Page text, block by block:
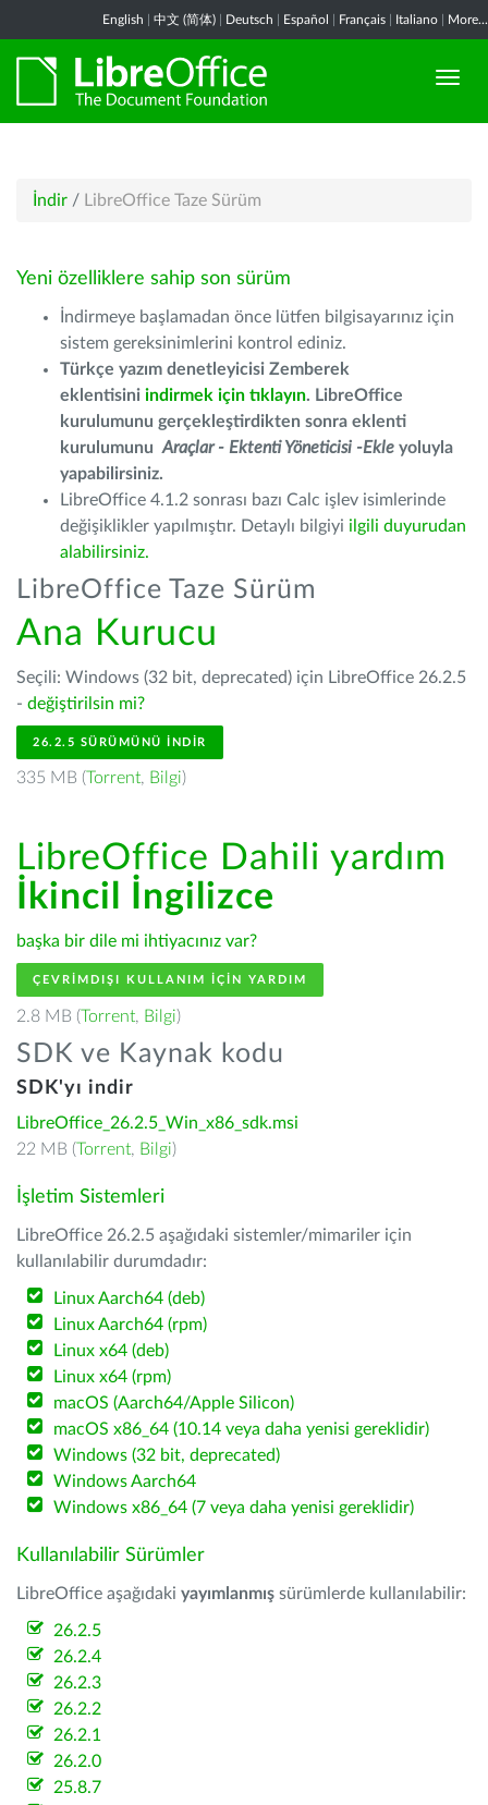
English 中文 (简体) Deutsch Español Français Italiano More...
İndir / LibreOffice Taze Sürüm
Yeni özelliklere sahip son sürüm
İndirmeye başlamadan önce lütfen bilgisayarınız için
sistem gereksinimlerini kontrol ediniz.
Türkçe yazım denetleyicisi Zemberek
eklentisini indirmek için tıklayın. LibreOffice
kurulumunu gerçekleştirdikten sonra eklenti
kurulumunu Araçlar - Ektenti Yöneticisi -Ekle yoluyla
yapabilirsiniz.
LibreOffice 4.1.2 sonrası bazı Calc işlev isimlerinde
değişiklikler yapılmıştır. Detaylı bilgiyi ilgili duyurudan
alabilirsiniz.
LibreOffice Taze Sürüm
Ana Kurucu
Seçili: Windows (32 bit, deprecated) için LibreOffice 26.2.5
- değiştirilsin mi?
26.2.5 SÜRÜMÜNÜ İNDIR
335 MB (Torrent, Bilgi)
LibreOffice Dahili yardım
İkincil İngilizce
başka bir dile mi ihtiyacınız var?
ÇEVRIMDIŞI KULLANIM IÇIN YARDIM
2.8 MB (Torrent, Bilgi)
SDK ve Kaynak kodu
SDK'yı indir
LibreOffice_26.2.5_Win_x86_sdk.msi
22 MB (Torrent, Bilgi)
İşletim Sistemleri
LibreOffice 26.2.5 aşağıdaki sistemler/mimariler için
kullanılabilir durumdadır:
Linux Aarch64 (deb)
Linux Aarch64 (rpm)
Linux x64 (deb)
Linux x64 (rpm)
macOS (Aarch64/Apple Silicon)
macOS x86_64 (10.14 veya daha yenisi gereklidir)
Windows (32 bit, deprecated)
Windows Aarch64
Windows x86_64 (7 veya daha yenisi gereklidir)
Kullanılabilir Sürümler
LibreOffice aşağıdaki yayımlanmış sürümlerde kullanılabilir:
26.2.5
26.2.4
26.2.3
26.2.2
26.2.1
26.2.0
25.8.7